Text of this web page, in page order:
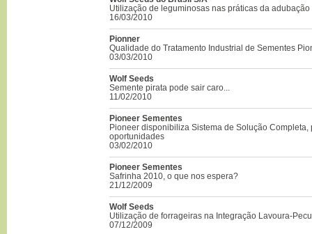
Utilização de leguminosas nas práticas da
16/03/2010
Pionner
Qualidade do Tratamento Industrial de Sementes
03/03/2010
Wolf Seeds
Semente pirata pode sair caro...
11/02/2010
Pioneer Sementes
Pioneer disponibiliza Sistema de Solução
oportunidades
03/02/2010
Pioneer Sementes
Safrinha 2010, o que nos espera?
21/12/2009
Wolf Seeds
Utilização de forrageiras na Integração Lavoura-
07/12/2009